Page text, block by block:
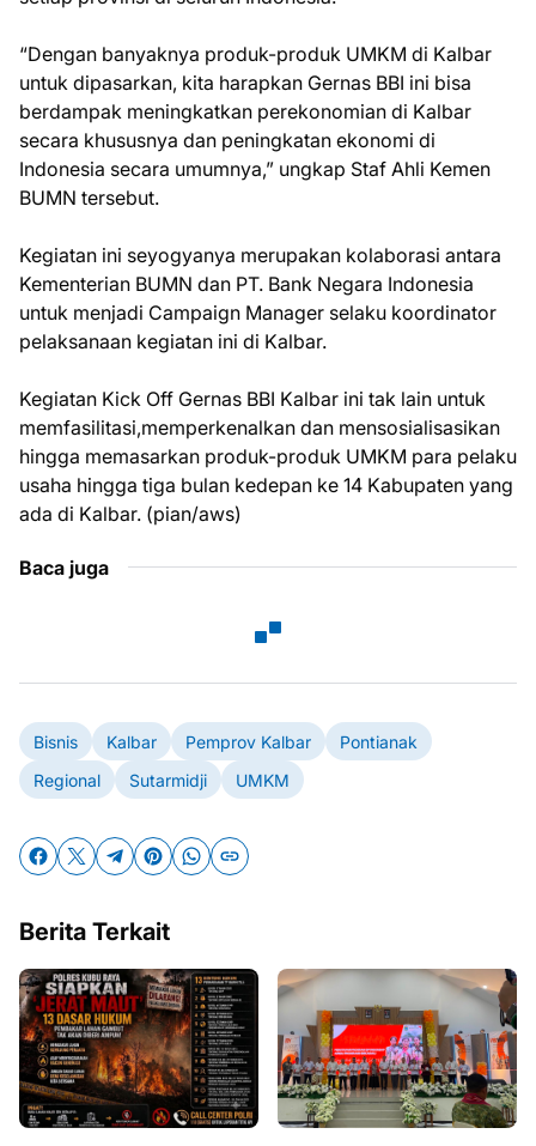
“Dengan banyaknya produk-produk UMKM di Kalbar
untuk dipasarkan, kita harapkan Gernas BBI ini bisa
berdampak meningkatkan perekonomian di Kalbar
secara khususnya dan peningkatan ekonomi di
Indonesia secara umumnya,” ungkap Staf Ahli Kemen
BUMN tersebut.
Kegiatan ini seyogyanya merupakan kolaborasi antara
Kementerian BUMN dan PT. Bank Negara Indonesia
untuk menjadi Campaign Manager selaku koordinator
pelaksanaan kegiatan ini di Kalbar.
Kegiatan Kick Off Gernas BBI Kalbar ini tak lain untuk
memfasilitasi,memperkenalkan dan mensosialisasikan
hingga memasarkan produk-produk UMKM para pelaku
usaha hingga tiga bulan kedepan ke 14 Kabupaten yang
ada di Kalbar. (pian/aws)
Baca juga
Bisnis Kalbar Pemprov Kalbar
Pontianak
Regional
Sutarmidji UMKM
Berita Terkait